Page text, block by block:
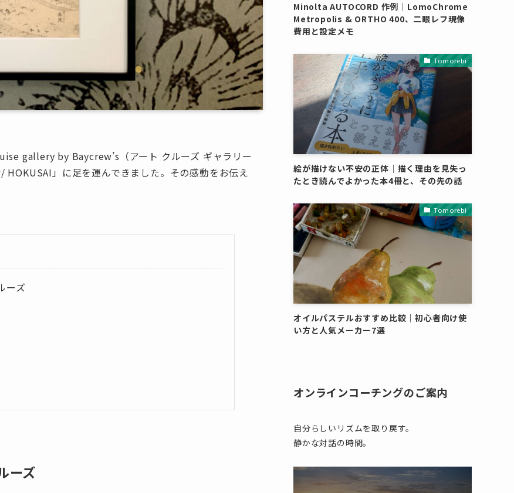
gallery by Baycrew’s（アート クルーズ ギャラリー
」に足を運んできました。その感動をお伝え
ーズ
ーズ
Minolta AUTOCORD 作例｜LomoChrome
Metropolis & ORTHO 400、二眼レフ現像
費用と設定メモ
Tomorebi
絵が描けない不安の正体｜描く理由を見失っ
たとき読んでよかった本4冊と、その先の話
Tomorebi
オイルパステルおすすめ比較｜初心者向け使
い方と人気メーカー7選
オンラインコーチングのご案内
自分らしいリズムを取り戻す。
静かな対話の時間。